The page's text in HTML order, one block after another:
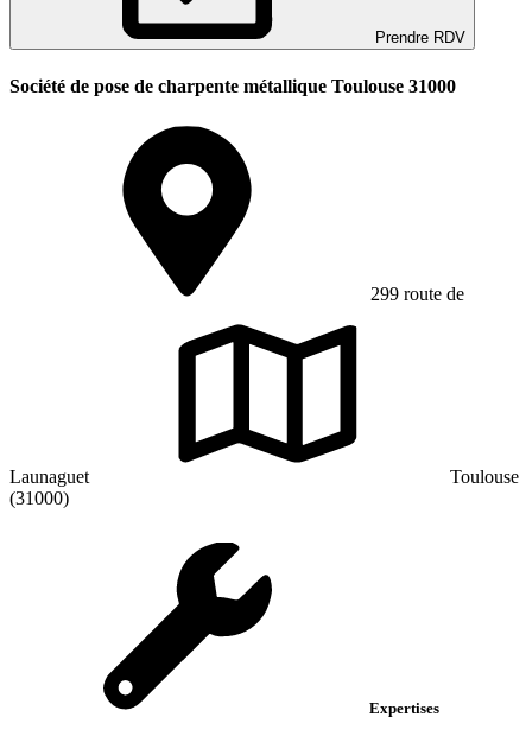
Prendre RDV
Société de pose de charpente métallique Toulouse 31000
299 route de
Launaguet
Toulouse
(31000)
Expertises